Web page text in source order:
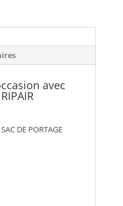
avec
DE PORTAGE